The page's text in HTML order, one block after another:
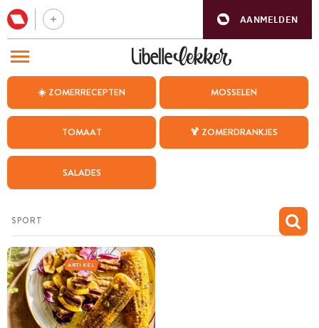
AANMELDEN
☀️ ZOMERRECEPTEN MOSSELEN
TOMAAT 🍹 ZOMERDRANKJES
SALADES
ARTIKEL
BEZOEK ONZE ANDERE WEBSITES
WEEKMENU
CHAT MET MAIA
MIJN BEWAARDE RECEPTEN